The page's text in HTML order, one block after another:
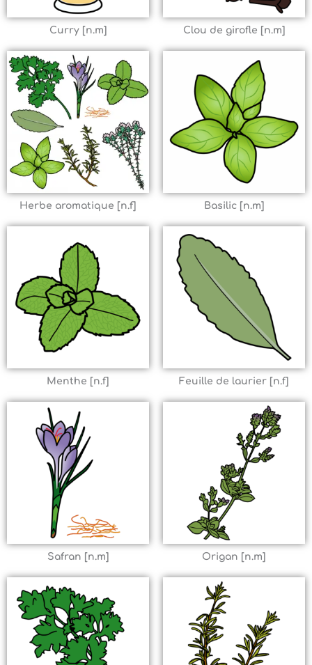
Curry [n.m] Clou de girofle [n.m]
Herbe aromatique [n.f] Basilic [n.m]
Menthe [n.f] Feuille de laurier [n.f]
Safran [n.m] Origan [n.m]